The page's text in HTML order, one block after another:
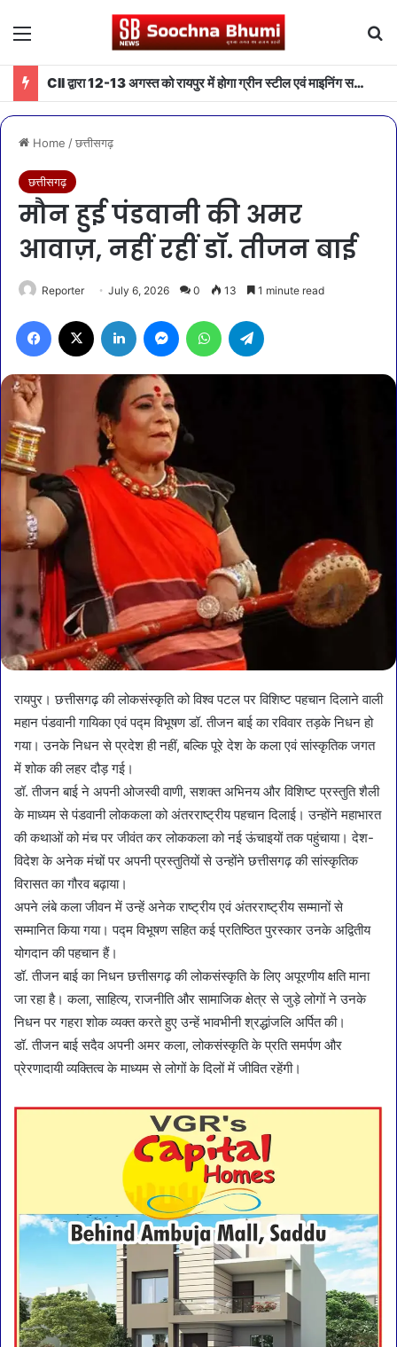
Menu
CII द्वारा 12-13 अगस्त को रायपुर में होगा ग्रीन स्टील एवं माइनिंग समिट 2026 का आयोजन
Home /छत्तीसगढ़
छत्तीसगढ़
मौन हुई पंडवानी की अमर
आवाज़, नहीं रहीं डॉ. तीजन बाई
Reporter July 6, 2026 0 13 1 minute read
Facebook LinkedIn MessengerWhatsApp
रायपुर। छत्तीसगढ़ की लोकसंस्कृति को विश्व पटल पर विशिष्ट पहचान दिलाने वाली
महान पंडवानी गायिका एवं पद्म विभूषण डॉ. तीजन बाई का रविवार तड़के निधन हो
गया। उनके निधन से प्रदेश ही नहीं, बल्कि पूरे देश के कला एवं सांस्कृतिक जगत
में शोक की लहर दौड़ गई।
डॉ. तीजन बाई ने अपनी ओजस्वी वाणी, सशक्त अभिनय और विशिष्ट प्रस्तुति शैली
के माध्यम से पंडवानी लोककला को अंतरराष्ट्रीय पहचान दिलाई। उन्होंने महाभारत
की कथाओं को मंच पर जीवंत कर लोककला को नई ऊंचाइयों तक पहुंचाया। देश-
विदेश के अनेक मंचों पर अपनी प्रस्तुतियों से उन्होंने छत्तीसगढ़ की सांस्कृतिक
विरासत का गौरव बढ़ाया।
अपने लंबे कला जीवन में उन्हें अनेक राष्ट्रीय एवं अंतरराष्ट्रीय सम्मानों से
सम्मानित किया गया। पद्म विभूषण सहित कई प्रतिष्ठित पुरस्कार उनके अद्वितीय
योगदान की पहचान हैं।
डॉ. तीजन बाई का निधन छत्तीसगढ़ की लोकसंस्कृति के लिए अपूरणीय क्षति माना
जा रहा है। कला, साहित्य, राजनीति और सामाजिक क्षेत्र से जुड़े लोगों ने उनके
निधन पर गहरा शोक व्यक्त करते हुए उन्हें भावभीनी श्रद्धांजलि अर्पित की।
डॉ. तीजन बाई सदैव अपनी अमर कला, लोकसंस्कृति के प्रति समर्पण और
प्रेरणादायी व्यक्तित्व के माध्यम से लोगों के दिलों में जीवित रहेंगी।